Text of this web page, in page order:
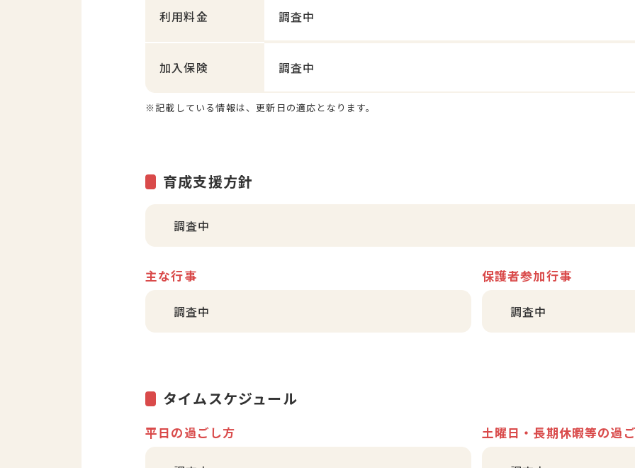
利用料金 調査中
加入保険 調査中
※記載している情報は、更新日の適応となります。
育成支援方針
調査中
主な行事
調査中
保護者参加行事
調査中
タイムスケジュール
平日の過ごし方 土曜日・長期休暇等の過